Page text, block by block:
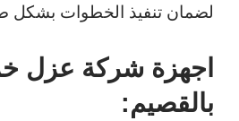
لضمان تنفيذ الخطوات بشكل
اجهزة شركة عزل
بالقصيم: